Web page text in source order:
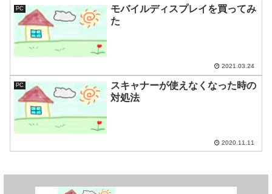
PC
モバイルディスプレイを買ってみ
た
2021.03.24
PC
スキャナーが使えなくなった時の
対処法
2020.11.11